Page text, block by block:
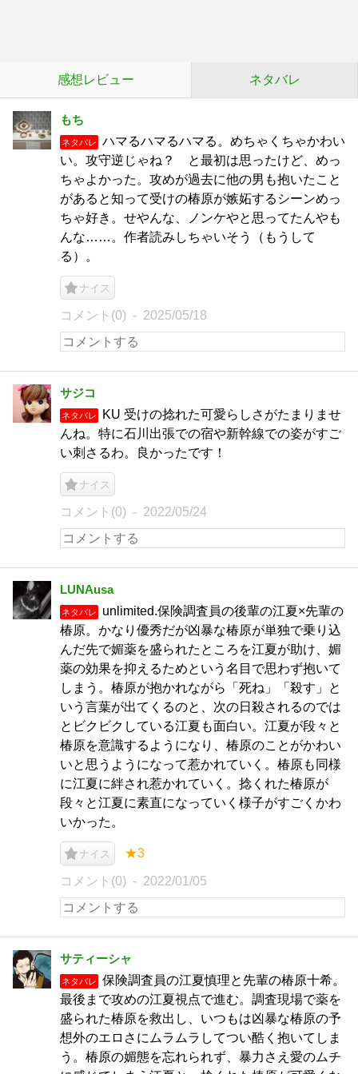
感想レビュー ネタバレ
もち
ネタバレ
ハマるハマるハマる。めちゃくちゃかわい
い。攻守逆じゃね？ と最初は思ったけど、めっ
ちゃよかった。攻めが過去に他の男も抱いたこと
があると知って受けの椿原が嫉妬するシーンめっ
ちゃ好き。せやんな、ノンケやと思ってたんやも
んな……。作者読みしちゃいそう（もうして
る）。
ナイス
コメント(0) 2025/05/18
サジコ
ネタバレ
KU 受けの捻れた可愛らしさがたまりませ
んね。特に石川出張での宿や新幹線での姿がすご
い刺さるわ。良かったです！
ナイス
コメント(0) 2022/05/24
LUNAusa
ネタバレ
unlimited.保険調査員の後輩の江夏×先輩の
椿原。かなり優秀だが凶暴な椿原が単独で乗り込
んだ先で媚薬を盛られたところを江夏が助け、媚
薬の効果を抑えるためという名目で思わず抱いて
しまう。椿原が抱かれながら「死ね」「殺す」と
いう言葉が出てくるのと、次の日殺されるのでは
とビクビクしている江夏も面白い。江夏が段々と
椿原を意識するようになり、椿原のことがかわい
いと思うようになって惹かれていく。椿原も同様
に江夏に絆され惹かれていく。捻くれた椿原が
段々と江夏に素直になっていく様子がすごくかわ
いかった。
ナイス ★3
コメント(0) 2022/01/05
サティーシャ
ネタバレ
保険調査員の江夏慎理と先輩の椿原十希。
最後まで攻めの江夏視点で進む。調査現場で薬を
盛られた椿原を救出し、いつもは凶暴な椿原の予
想外のエロさにムラムラしてつい酷く抱いてしま
う。椿原の媚態を忘れられず、暴力さえ愛のムチ